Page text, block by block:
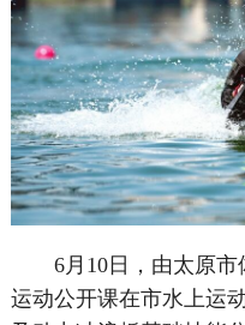
6月10日，由太原市
运动公开课在市水上运